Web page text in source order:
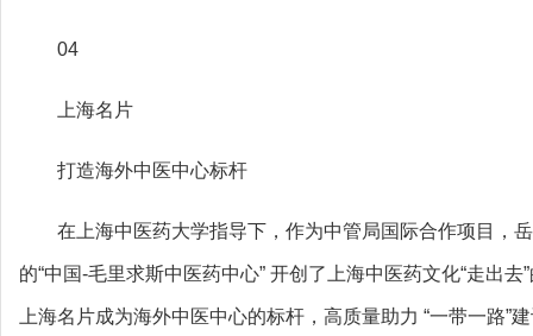
04
上海名片
打造海外中医中心标杆
在上海中医药大学指导下，作为中管局国际合作项目，
的“中国-毛里求斯中医药中心” 开创了上海中医药文化“走出
上海名片成为海外中医中心的标杆，高质量助力 “一带一路”